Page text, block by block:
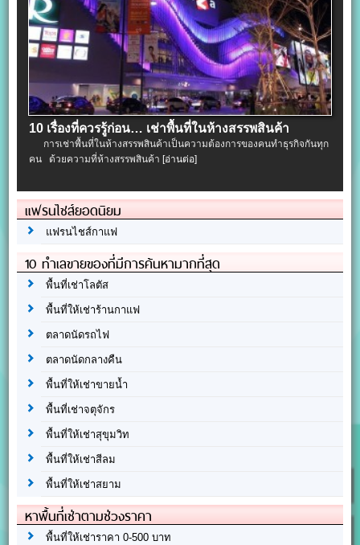
10 เรื่องที่ควรรู้ก่อน… เช่าพื้นที่ในห้างสรรพสินค้า
การเช่าพื้นที่ในห้างสรรพสินค้าเป็นความต้องการของคนทำธุรกิจกันทุก
คน ด้วยความที่ห้างสรรพสินค้า[อ่านต่อ]
แฟรนไชส์ยอดนิยม
แฟรนไชส์กาแฟ
10 ทำเลขายของที่มีการค้นหามากที่สุด
พื้นที่เช่าโลตัส
พื้นที่ให้เช่าร้านกาแฟ
ตลาดนัดรถไฟ
ตลาดนัดกลางคืน
พื้นที่ให้เช่าขายน้ำ
พื้นที่เช่าจตุจักร
พื้นที่ให้เช่าสุขุมวิท
พื้นที่ให้เช่าสีลม
พื้นที่ให้เช่าสยาม
หาพื้นที่เช่าตามช่วงราคา
พื้นที่ให้เช่าราคา 0-500 บาท